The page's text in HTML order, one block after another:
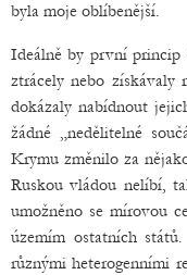
byla moje oblíbenější.
Ideálně by první
ztrácely nebo
dokázaly nabídnout
žádné „nedělitelné
Krymu změnilo za
Ruskou vládou nelíbí,
umožněno se mírovou
územím ostatních
různými heterogenními